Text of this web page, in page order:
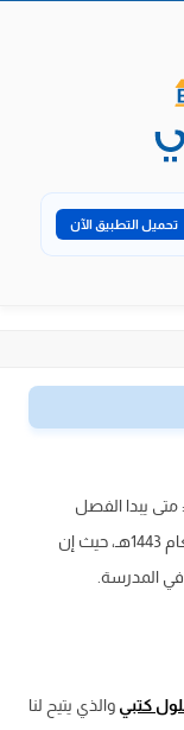
تحميل التطبيق الآن
متى يبدا الفصل
الدراسي الثالث؟ في المملكة العربية السعودية لعام 1443هـ، حيث إن
في المدرسة.
كتبي والذي يتيح لنا